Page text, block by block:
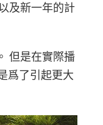
及新一年的計
但是在實際播
爲了引起更大